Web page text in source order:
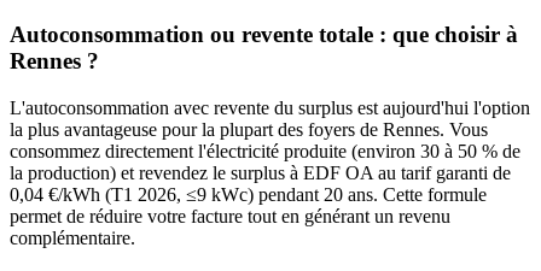
Autoconsommation ou revente totale : que choisir à
Rennes ?
L'autoconsommation avec revente du surplus est aujourd'hui l'option
la plus avantageuse pour la plupart des foyers de Rennes. Vous
consommez directement l'électricité produite (environ 30 à 50 % de
la production) et revendez le surplus à EDF OA au tarif garanti de
0,04 €/kWh (T1 2026, ≤9 kWc) pendant 20 ans. Cette formule
permet de réduire votre facture tout en générant un revenu
complémentaire.